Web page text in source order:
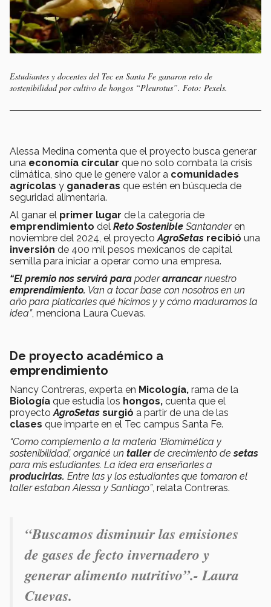
Estudiantes y docentes del Tec en Santa Fe ganaron reto de
sostenibilidad por cultivo de hongos “Pleurotus”. Foto: Pexels.
Alessa Medina comenta que el proyecto busca generar
una economía circular que no solo combata la crisis
climática, sino que le genere valor a comunidades
agrícolas y ganaderas que estén en búsqueda de
seguridad alimentaria.
Al ganar el primer lugar de la categoría de
emprendimiento del Reto Sostenible Santanderen
noviembre del 2024, el proyectoAgroSetas recibió una
inversión de 400 mil pesos mexicanos de capital
semilla para iniciar a operar como una empresa.
“El premio nos servirá para poderarrancarnuestro
emprendimiento. Van a tocar base con nosotros en un
año para platicarles qué hicimos y y cómo maduramos la
idea”, menciona Laura Cuevas.
De proyecto académico a
emprendimiento
Nancy Contreras, experta en Micología, rama de la
Biología que estudia los hongos, cuenta que el
proyectoAgroSetas surgió a partir de una de las
clases que imparte en el Tec campus Santa Fe.
“Como complemento a la materia ‘Biomimética y
sostenibilidad’, organicé un tallerde crecimiento desetas
para mis estudiantes. La idea era enseñarles a
producirlas. Entre las y los estudiantes que tomaron el
taller estaban Alessa y Santiago”, relata Contreras.
“Buscamos disminuir las emisiones
de gases de fecto invernadero y
generar alimento nutritivo”.-Laura
Cuevas.